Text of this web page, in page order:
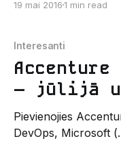
konkursa
ideja (apraksts,
atspoguļojums,
žurija. Lai
prototips nav
19 mai 20161 min read
Interesanti
Accenture
– jūlijā
Pievienojies
DevOps, Microsoft